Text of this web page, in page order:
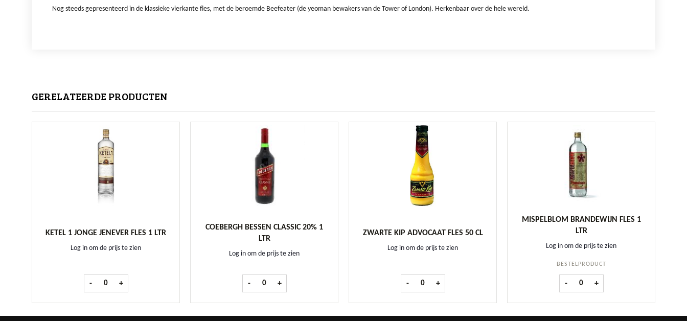
Nog steeds gepresenteerd in de klassieke vierkante fles, met de beroemde Beefeater (de yeoman bewakers van de Tower of London). Herkenbaar over de hele wereld.
GERELATEERDE PRODUCTEN
KETEL 1 JONGE JENEVER FLES 1 LTR
Log in om de prijs te zien
- Ketel 1 Jonge Jenever fles 1 ltr aantal
+
COEBERGH BESSEN CLASSIC 20% 1
LTR
Log in om de prijs te zien
- Coebergh Bessen CLASSIC 20% 1 ltr aantal
+
ZWARTE KIP ADVOCAAT FLES 50 CL
Log in om de prijs te zien
- Zwarte Kip Advocaat fles 50 cl aantal
+
MISPELBLOM BRANDEWIJN FLES 1
LTR
Log in om de prijs te zien
BESTELPRODUCT
- Mispelblom Brandewijn fles 1 ltr
+